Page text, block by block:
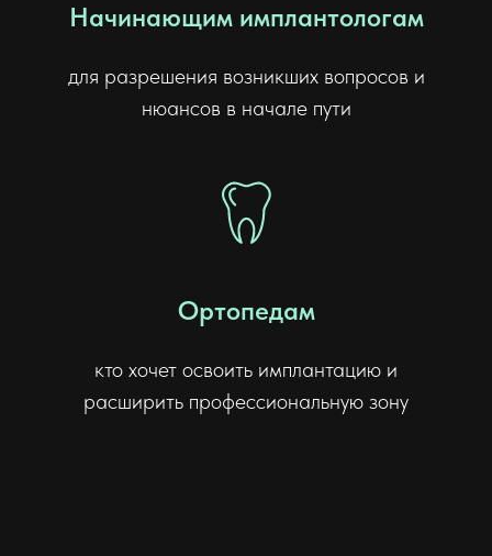
Начинающим имплантологам
для разрешения возникших вопросов и
нюансов в начале пути
Ортопедам
кто хочет освоить имплантацию и
расширить профессиональную зону